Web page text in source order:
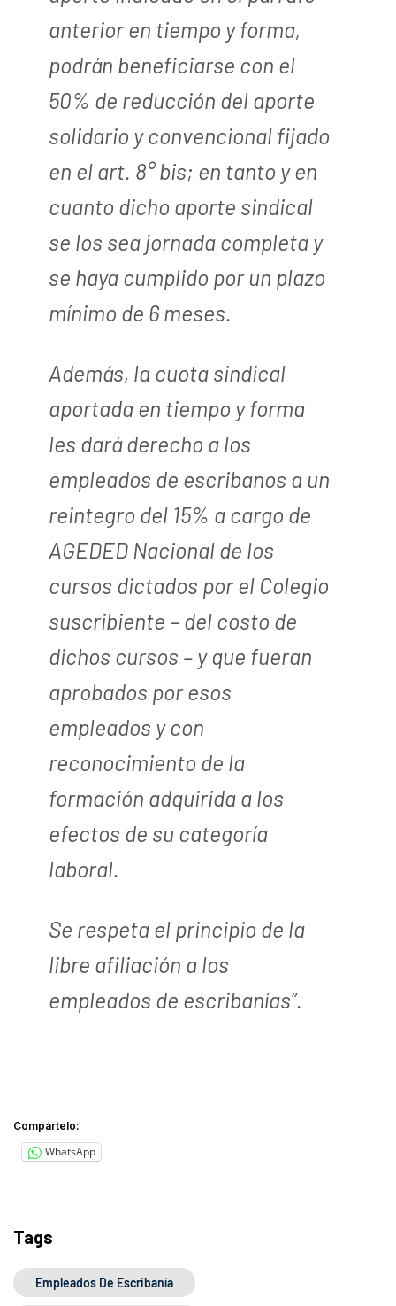
anterior en tiempo y forma,
podrán beneficiarse con el
50% de reducción del aporte
solidario y convencional fijado
en el art. 8° bis; en tanto y en
cuanto dicho aporte sindical
se los sea jornada completa y
se haya cumplido por un plazo
mínimo de 6 meses.
Además, la cuota sindical
aportada en tiempo y forma
les dará derecho a los
empleados de escribanos a un
reintegro del 15% a cargo de
AGEDED Nacional de los
cursos dictados por el Colegio
suscribiente – del costo de
dichos cursos – y que fueran
aprobados por esos
empleados y con
reconocimiento de la
formación adquirida a los
efectos de su categoría
laboral.
Se respeta el principio de la
libre afiliación a los
empleados de escribanías”.
Compártelo:
WhatsApp
Tags
Empleados De Escribanía